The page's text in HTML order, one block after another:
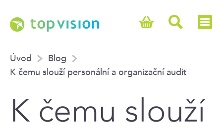
Úvod
Blog
K čemu slouží personální a organizační audit
K čemu slouží